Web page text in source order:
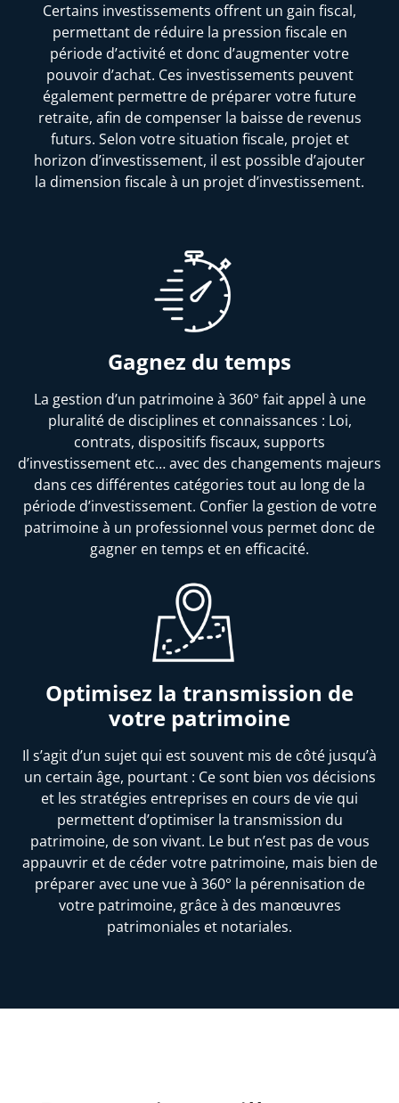
Certains investissements offrent un gain fiscal,
permettant de réduire la pression fiscale en
période d’activité et donc d’augmenter votre
pouvoir d’achat. Ces investissements peuvent
également permettre de préparer votre future
retraite, afin de compenser la baisse de revenus
futurs. Selon votre situation fiscale, projet et
horizon d’investissement, il est possible d’ajouter
la dimension fiscale à un projet d’investissement.
Gagnez du temps
La gestion d’un patrimoine à 360° fait appel à une
pluralité de disciplines et connaissances : Loi,
contrats, dispositifs fiscaux, supports
d’investissement etc… avec des changements majeurs
dans ces différentes catégories tout au long de la
période d’investissement. Confier la gestion de votre
patrimoine à un professionnel vous permet donc de
gagner en temps et en efficacité.
Optimisez la transmission de
votre patrimoine
Il s’agit d’un sujet qui est souvent mis de côté jusqu’à
un certain âge, pourtant : Ce sont bien vos décisions
et les stratégies entreprises en cours de vie qui
permettent d’optimiser la transmission du
patrimoine, de son vivant. Le but n’est pas de vous
appauvrir et de céder votre patrimoine, mais bien de
préparer avec une vue à 360° la pérennisation de
votre patrimoine, grâce à des manœuvres
patrimoniales et notariales.